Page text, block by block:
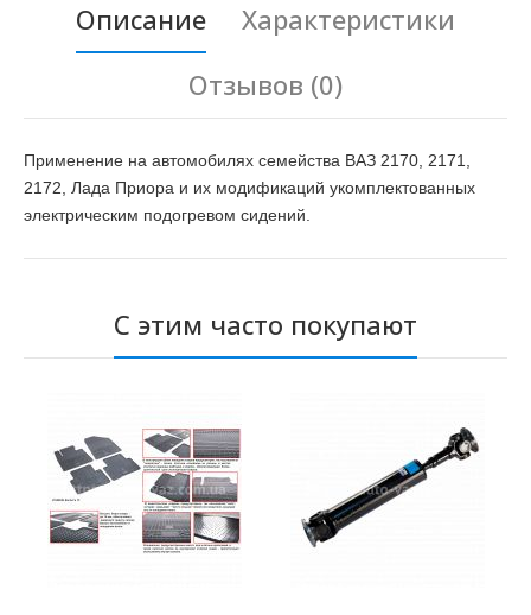
Описание
Характеристики
Отзывов (0)
Применение на автомобилях семейства ВАЗ 2170, 2171,
2172, Лада Приора и их модификаций укомплектованных
электрическим подогревом сидений.
С этим часто покупают